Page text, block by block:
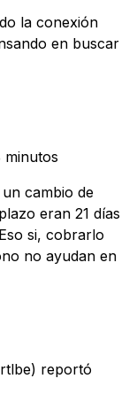
la conexión
en buscar
minutos
cambio de
eran 21 días
si, cobrarlo
no ayudan en
reportó